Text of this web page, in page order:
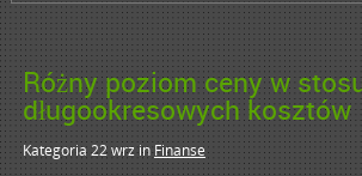
Różny poziom ceny w
długookresowych kosztów
Kategoria 22 wrzinFinanse